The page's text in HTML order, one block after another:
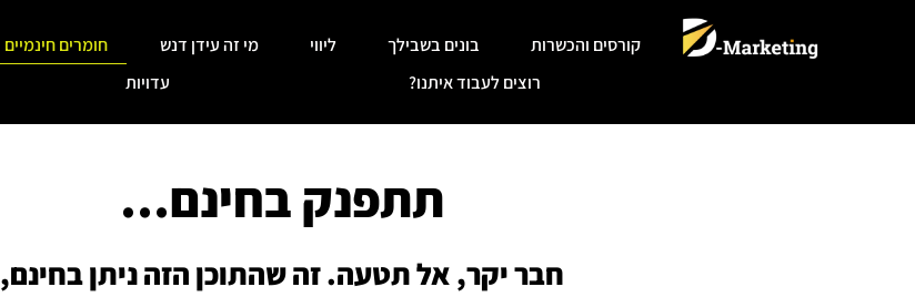
קורסים והכשרות בונים בשבילך ליווי מי זה עידן דנש חומרים חינמיים
רוצים לעבוד איתנו?
עדויות
תתפנק בחינם…
חבר יקר, אל תטעה. זה שהתוכן הזה ניתן בחינם,